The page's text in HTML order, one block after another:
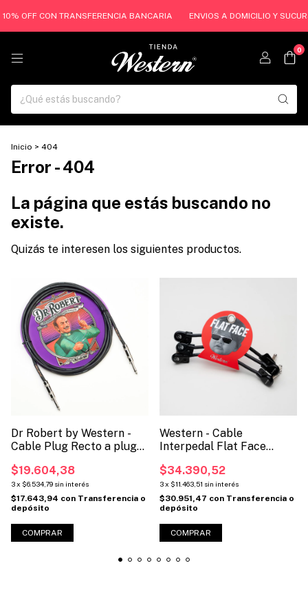
OFF CON TRANSFERENCIA BANCARIA ENVIOS A DOMICILIO Y
0
Inicio > 404
Error - 404
La página que estás buscando no
existe.
Quizás te interesen los siguientes productos.
Dr Robert by Western -
Cable Plug Recto a plug
(Código DR-RR)
$19.604,38
3x $6.534,79 sin interés
$17.643,94 con Transferencia o
depósito
COMPRAR
Western - Cable
Interpedal Flat Face
(Cod: FFX3)
$34.390,52
3x $11.463,51 sin interés
$30.951,47 con Transferencia o
depósito
COMPRAR